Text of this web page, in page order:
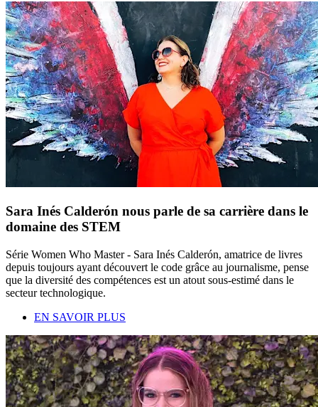
Sara Inés Calderón nous parle de sa carrière dans le
domaine des STEM
Série Women Who Master - Sara Inés Calderón, amatrice de livres
depuis toujours ayant découvert le code grâce au journalisme, pense
que la diversité des compétences est un atout sous-estimé dans le
secteur technologique.
EN SAVOIR PLUS